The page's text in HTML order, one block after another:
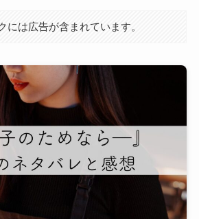
には広告が含まれています。